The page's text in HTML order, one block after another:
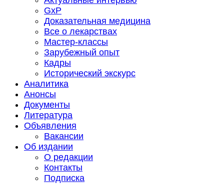
GxP
Доказательная медицина
Все о лекарствах
Мастер-классы
Зарубежный опыт
Кадры
Исторический экскурс
Аналитика
Анонсы
Документы
Литература
Объявления
Вакансии
Об издании
О редакции
Контакты
Подписка